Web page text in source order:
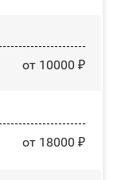
от 10000 ₽
от 18000 ₽